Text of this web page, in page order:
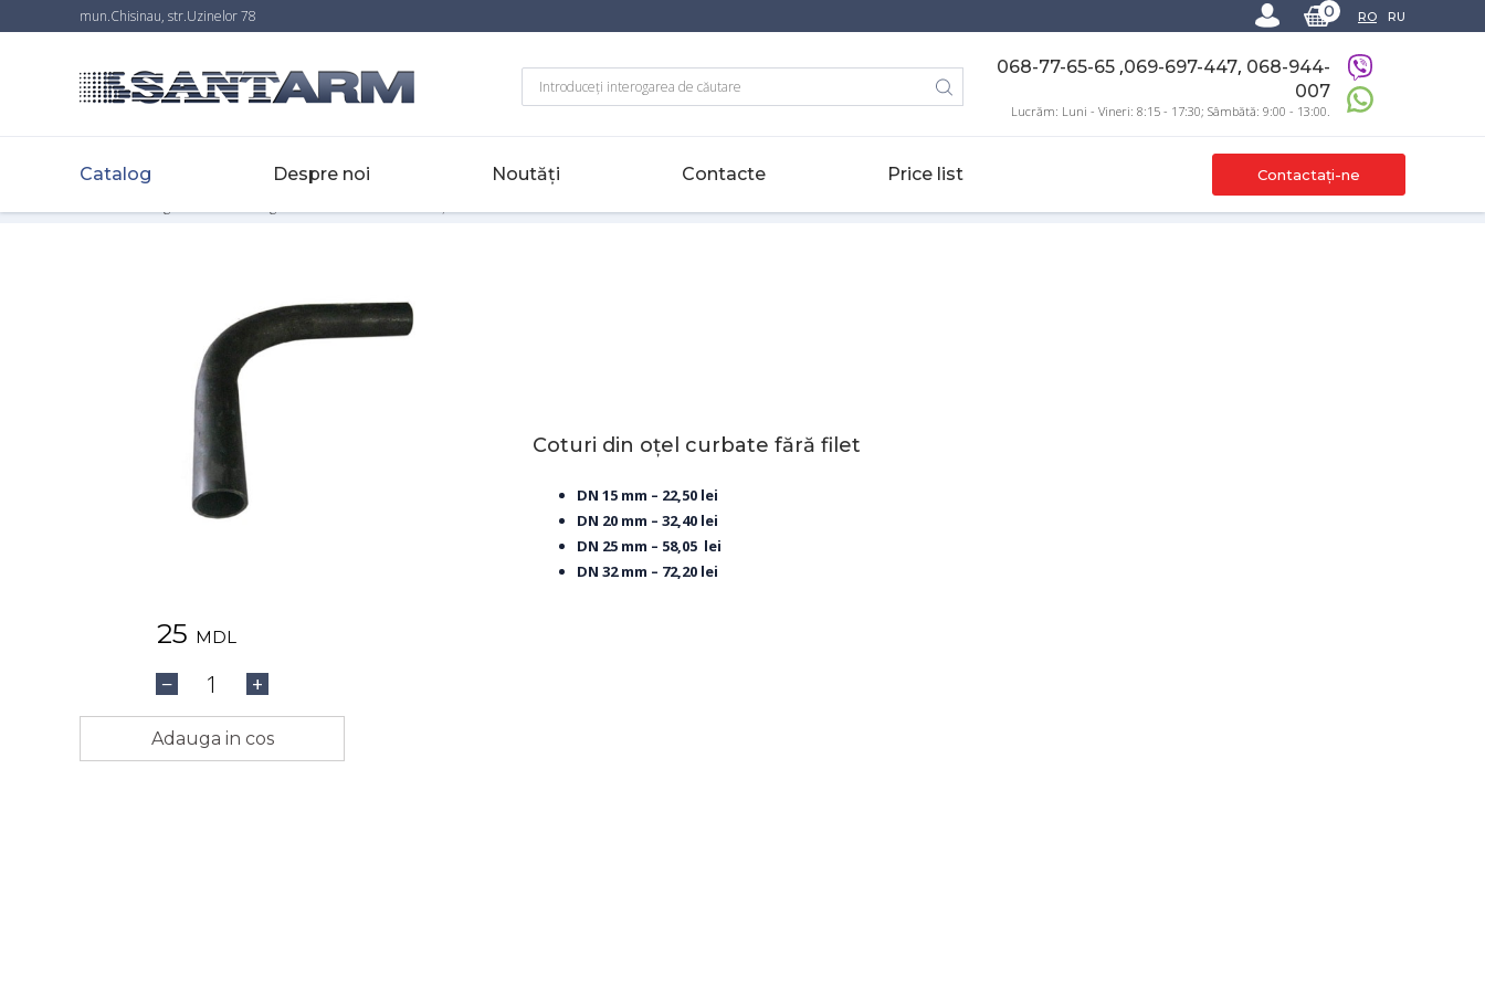
mun.Chisinau, str.Uzinelor 78 0 RO RU
068-77-65-65 ,069-697-447, 068-944-
007
Lucrăm: Luni - Vineri: 8:15 - 17:30; Sâmbătă: 9:00 - 13:00.
Catalog Despre noi Noutăți Contacte Price list Contactați-ne
25 MDL
− 1 +
Adauga in cos
Coturi din oțel curbate fără filet
DN 15 mm – 22,50 lei
DN 20 mm – 32,40 lei
DN 25 mm – 58,05 lei
DN 32 mm – 72,20 lei